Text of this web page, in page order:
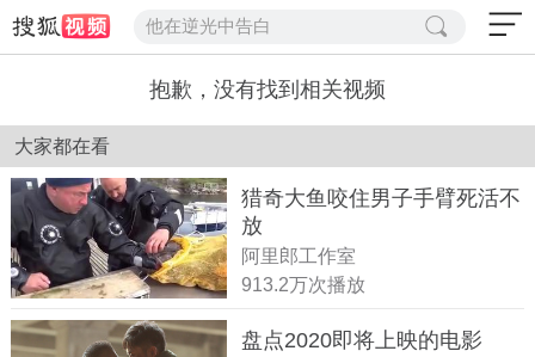
他在逆光中告白
抱歉，没有找到相关视频
大家都在看
猎奇大鱼咬住男子手臂死活不
放
阿里郎工作室
913.2万次播放
盘点2020即将上映的电影